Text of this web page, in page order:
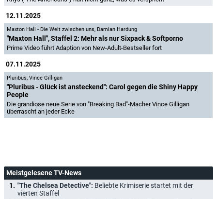
12.11.2025
Maxton Hall - Die Welt zwischen uns, Damian Hardung
"Maxton Hall", Staffel 2: Mehr als nur Sixpack & Softporno
Prime Video führt Adaption von New-Adult-Bestseller fort
07.11.2025
Pluribus, Vince Gilligan
"Pluribus - Glück ist ansteckend": Carol gegen die Shiny Happy
People
Die grandiose neue Serie von "Breaking Bad"-Macher Vince Gilligan
überrascht an jeder Ecke
Meistgelesene TV-News
"The Chelsea Detective": Beliebte Krimiserie startet mit der
vierten Staffel